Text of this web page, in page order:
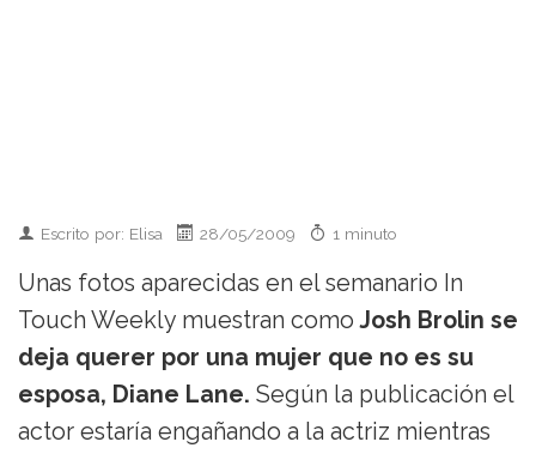
Escrito por: Elisa 28/05/2009 1 minuto
Unas fotos aparecidas en el semanario In
Touch Weekly muestran como Josh Brolin se
deja querer por una mujer que no es su
esposa, Diane Lane. Según la publicación el
actor estaría engañando a la actriz mientras